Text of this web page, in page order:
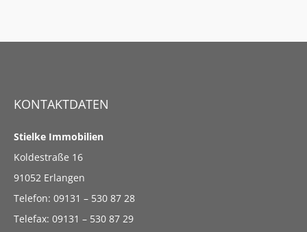
KONTAKTDATEN
Stielke Immobilien
Koldestraße 16
91052 Erlangen
Telefon: 09131 – 530 87 28
Telefax: 09131 – 530 87 29